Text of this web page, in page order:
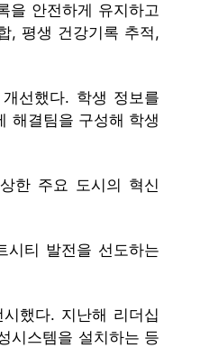
을 안전하게 유지하고
, 평생 건강기록 추적,
선했다. 학생 정보를
해결팀을 구성해 학생
한 주요 도시의 혁신
시티 발전을 선도하는
했다. 지난해 리더십
시스템을 설치하는 등